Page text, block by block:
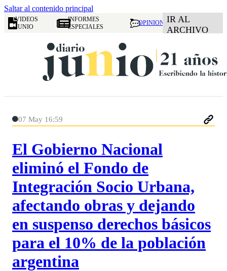
Saltar al contenido principal
VIDEOS
JUNIO
INFORMES
ESPECIALES
OPINION IR AL
ARCHIVO
07 May 16:59
El Gobierno Nacional
eliminó el Fondo de
Integración Socio Urbana,
afectando obras y dejando
en suspenso derechos básicos
para el 10% de la población
argentina